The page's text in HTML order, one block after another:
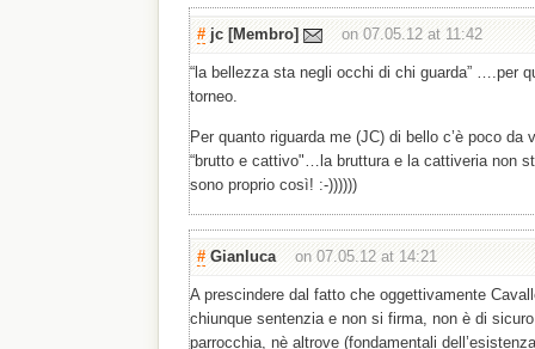
# jc [Membro] on 07.05.12 at 11:42
“la bellezza sta negli occhi di chi guarda” ….per
torneo.
Per quanto riguarda me (JC) di bello c’è poco da
“brutto e cattivo"…la bruttura e la cattiveria non
sono proprio così! :-))))))
# Gianluca on 07.05.12 at 14:21
A prescindere dal fatto che oggettivamente
chiunque sentenzia e non si firma, non è di
parrocchia, nè altrove (fondamentali